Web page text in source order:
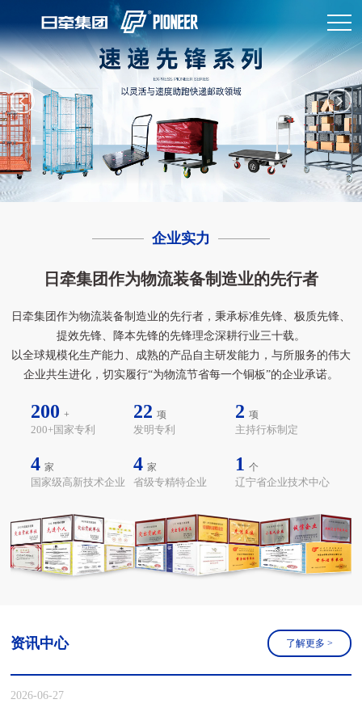
企业实力
日牵集团作为物流装备制造业的先行者
日牵集团作为物流装备制造业的先行者，秉承标准先锋、极质先锋、
提效先锋、降本先锋的先锋理念深耕行业三十载。
以全球规模化生产能力、成熟的产品自主研发能力，与所服务的伟大
企业共生进化，切实履行“为物流节省每一个铜板”的企业承诺。
200 +
200+国家专利
22 项
发明专利
2 项
主持行标制定
4 家
国家级高新技术企业
4 家
省级专精特企业
1 个
辽宁省企业技术中心
资讯中心 了解更多 >
2026-06-27